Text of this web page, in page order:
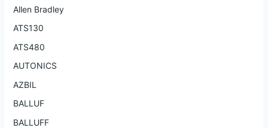
Allen Bradley
ATS130
ATS480
AUTONICS
AZBIL
BALLUF
BALLUFF